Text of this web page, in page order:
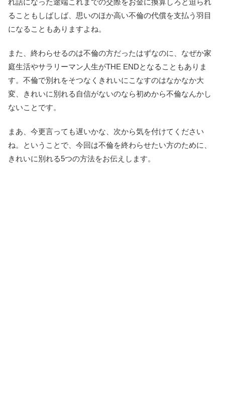
れ話になった途端これまでの交際をお金に換算しろと迫られ
ることもしばしば、思いのほか高い不倫の代償を支払う羽目
になることもありますよね。
また、終わらせるのは不倫の方だったはずなのに、なぜか家
庭生活やサラリーマン人生がTHE ENDとなることもありま
す。不倫で別れをそつなくきれいにこなすのはなかなか大
変、きれいに別れる自信がないのなら初めから不倫なんかし
ないことです。
まあ、今更言っても遅いかな、次から気を付けてください
ね。ということで、今回は不倫を終わらせたい方のために、
きれいに別れる5つの方法をお伝えします。